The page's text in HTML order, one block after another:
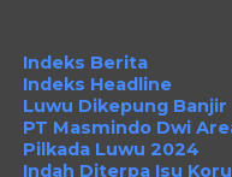
Indeks Berita
Indeks Headline
Luwu Dikepung Banjir
PT Masmindo Dwi
Pilkada Luwu 2024
Indah Diterpa Isu